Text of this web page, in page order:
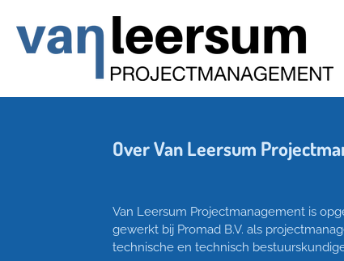
direct
naar
Over Van Leersum
Van Leersum Projectmanagement is
gewerkt bij Promad B.V. als
technische en technisch